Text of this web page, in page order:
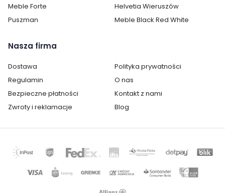
Meble Forte
Helvetia Wieruszów
Puszman
Meble Black Red White
Nasza firma
Dostawa
Polityka prywatności
Regulamin
O nas
Bezpieczne płatności
Kontakt z nami
Zwroty i reklamacje
Blog